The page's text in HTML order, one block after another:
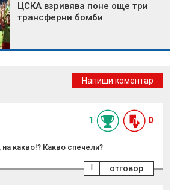
ЦСКА взривява поне още три
трансферни бомби
Напиши коментар
1 0
на какво!? Какво спечели?
отговор
!